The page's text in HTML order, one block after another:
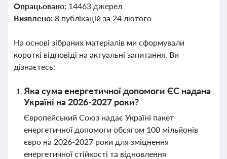
Опрацьовано: 14463 джерел
Виявлено: 8 публікацій за 24 лютого
На основі зібраних матеріалів ми сформували
короткі відповіді на актуальні запитання. Ви
дізнаєтесь:
Яка сума енергетичної допомоги ЄС надана
Україні на 2026-2027 роки?
Європейський Союз надає Україні пакет
енергетичної допомоги обсягом 100 мільйонів
євро на 2026-2027 роки для зміцнення
енергетичної стійкості та відновлення